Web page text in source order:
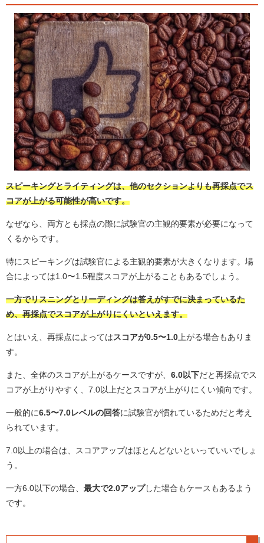
スピーキングとライティングは、他のセクションよりも再採点でス
コアが上がる可能性が高いです。
なぜなら、両方とも採点の際に試験官の主観的要素が必要になって
くるからです。
特にスピーキングは試験官による主観的要素が大きくなります。場
合によっては1.0〜1.5程度スコアが上がることもあるでしょう。
一方でリスニングとリーディングは答えがすでに決まっているた
め、再採点でスコアが上がりにくいといえます。
とはいえ、再採点によっては スコアが0.5〜1.0 上がる場合もありま
す。
また、全体のスコアが上がるケースですが、 6.0以下だと再採点でス
コアが上がりやすく、7.0以上だとスコアが上がりにくい傾向です。
一般的に6.5〜7.0レベルの回答に試験官が慣れているためだと考え
られています。
7.0以上の場合は、スコアアップはほとんどないといっていいでしょ
う。
一方6.0以下の場合、 最大で2.0アップした場合もケースもあるよう
です。